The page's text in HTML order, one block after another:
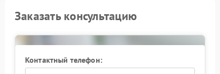
Заказать консультацию
Контактный телефон: